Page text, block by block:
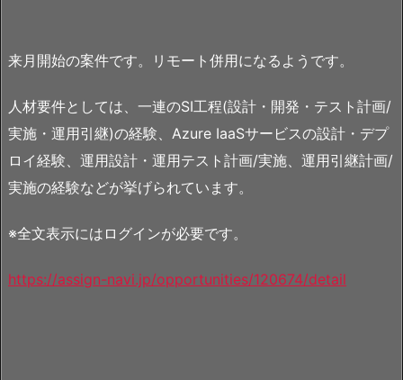
来月開始の案件です。リモート併用になるようです。
人材要件としては、一連のSI工程(設計・開発・テスト計画/
実施・運用引継)の経験、Azure IaaSサービスの設計・デプ
ロイ経験、運用設計・運用テスト計画/実施、運用引継計画/
実施の経験などが挙げられています。
※全文表示にはログインが必要です。
https://assign-navi.jp/opportunities/120674/detail